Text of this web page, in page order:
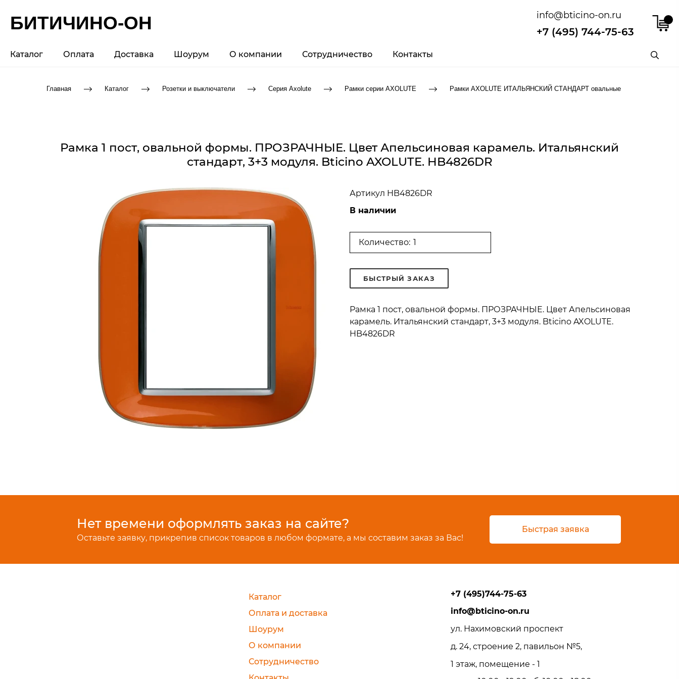
БИТИЧИНО-ОН info@bticino-on.ru
+7 (495) 744-75-63
Каталог Оплата Доставка Шоурум О компании Сотрудничество Контакты
Главная Каталог Розетки и выключатели Серия Axolute Рамки серии AXOLUTE Рамки AXOLUTE ИТАЛЬЯНСКИЙ СТАНДАРТ овальные
Рамка 1 пост, овальной формы. ПРОЗРАЧНЫЕ. Цвет Апельсиновая карамель. Итальянский
стандарт, 3+3 модуля. Bticino AXOLUTE. HB4826DR
Артикул HB4826DR
В наличии
Количество:
БЫСТРЫЙ ЗАКАЗ
Рамка 1 пост, овальной формы. ПРОЗРАЧНЫЕ. Цвет Апельсиновая
карамель. Итальянский стандарт, 3+3 модуля. Bticino AXOLUTE.
HB4826DR
Нет времени оформлять заказ на сайте?
Оставьте заявку, прикрепив список товаров в любом формате, а мы составим заказ за Вас!
Быстрая заявка
Каталог
Оплата и доставка
Шоурум
О компании
Сотрудничество
+7 (495)744-75-63
info@bticino-on.ru
ул. Нахимовский проспект
д. 24, строение 2, павильон №5,
1 этаж, помещение - 1